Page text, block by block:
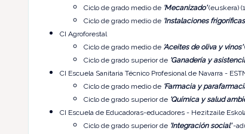
Ciclo de grado medio de 'Mecanizado'(euskera) (1
Ciclo de grado medio de 'Instalaciones
CI Agroforestal
Ciclo de grado medio de 'Aceites de oliva y vinos'
Ciclo de grado superior de 'Ganadería y
CI Escuela Sanitaria Técnico Profesional de Navarra -
Ciclo de grado medio de 'Farmacia y
Ciclo de grado superior de 'Química y salud
CI Escuela de Educadoras-educadores - Hezitzaile
Ciclo de grado superior de 'Integración social'-